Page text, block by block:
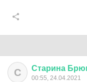
С Старина
00:55, 24.04.2021